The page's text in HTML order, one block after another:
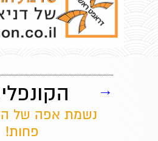
נשמת אפה של
פחות!
→